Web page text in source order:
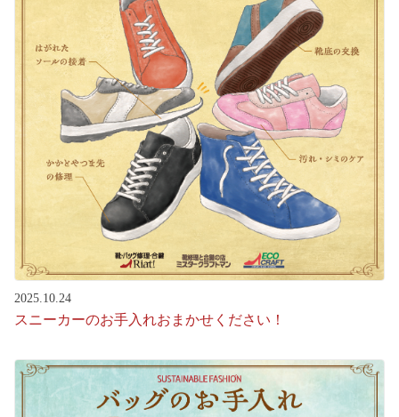
2025.10.24
スニーカーのお手入れおまかせください！